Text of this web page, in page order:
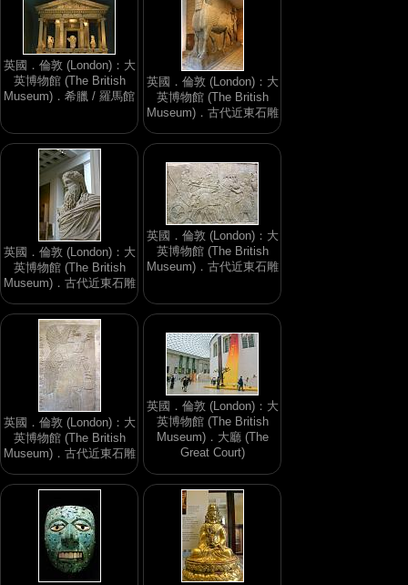
英國．倫敦 (London)：大
英博物館 (The British
Museum)．希臘 / 羅馬館
英國．倫敦 (London)：大
英博物館 (The British
Museum)．古代近東石雕
英國．倫敦 (London)：大
英博物館 (The British
Museum)．古代近東石雕
英國．倫敦 (London)：大
英博物館 (The British
Museum)．古代近東石雕
英國．倫敦 (London)：大
英博物館 (The British
Museum)．古代近東石雕
英國．倫敦 (London)：大
英博物館 (The British
Museum)．大廳 (The
Great Court)